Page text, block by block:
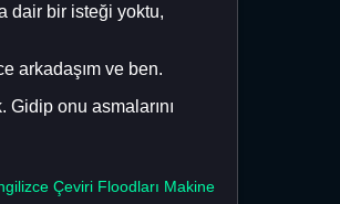
dair bir isteği yoktu,
arkadaşım ve ben.
onu asmalarını
Çeviri Floodları Makine